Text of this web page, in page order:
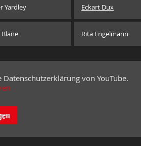
Yardley Eckart Dux
Rita Engelmann
von YouTube.